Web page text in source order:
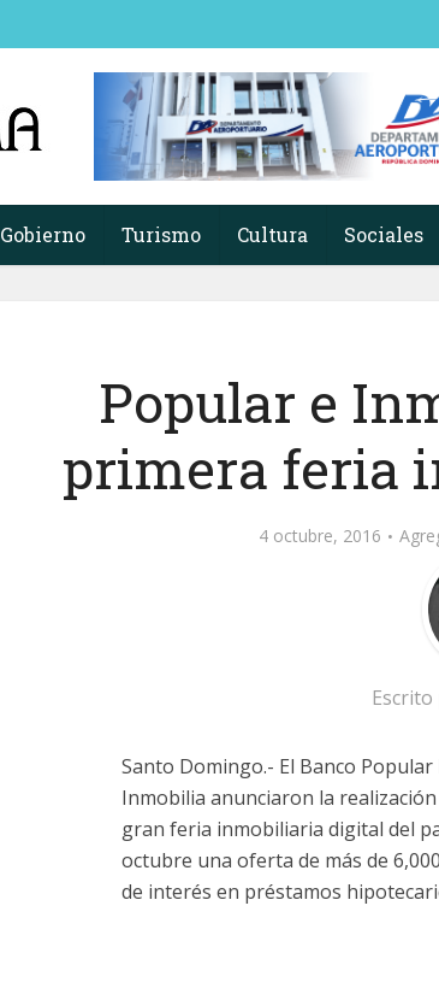
Gobierno Turismo Cultura Sociales
Popular e
primera feria
4 octubre, 2016
Santo Domingo.- El Banco
Inmobilia anunciaron la
gran feria inmobiliaria digital del
octubre una oferta de más de
de interés en préstamos